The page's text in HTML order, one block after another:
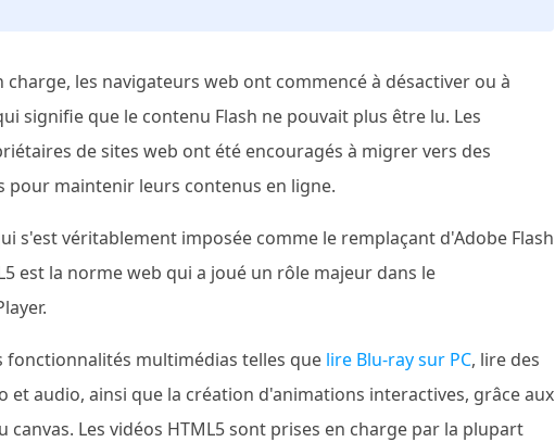
charge, les navigateurs web ont commencé à désactiver ou à
signifie que le contenu Flash ne pouvait plus être lu. Les
de sites web ont été encouragés à migrer vers des
pour maintenir leurs contenus en ligne.
s'est véritablement imposée comme le remplaçant d'Adobe Flash
est la norme web qui a joué un rôle majeur dans le
multimédias telles que lire Blu-ray sur PC, lire des
et audio, ainsi que la création d'animations interactives, grâce aux
canvas. Les vidéos HTML5 sont prises en charge par la plupart